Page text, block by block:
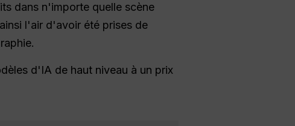
dans n'importe quelle scène
l'air d'avoir été prises de
d'IA de haut niveau à un prix